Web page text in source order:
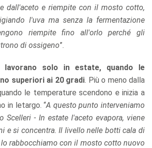
dall'aceto e riempite con il mosto cotto,
l'uva ma senza la fermentazione
riempite fino all'orlo perché gli
di ossigeno”.
lavorano solo in estate, quando le
superiori ai 20 gradi. Più o meno dalla
le temperature scendono e inizia a
in letargo. “A questo punto interveniamo
Scelleri - In estate l'aceto evapora, viene
e si concentra. Il livello nelle botti cala di
rabbocchiamo con il mosto cotto nuovo